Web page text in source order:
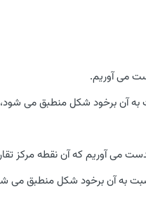
می آوریم.
به آن برخود شکل منطبق می
می آوریم که آن نقطه مرکز
به آن برخود شکل منطبق می